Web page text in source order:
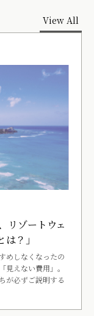
View All
リゾートウェ
？」
めしなくなったの
見えない費用」。
が必ずご説明する